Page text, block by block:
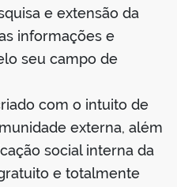
e extensão da
informações e
seu campo de
com o intuito de
externa, além
social interna da
e totalmente